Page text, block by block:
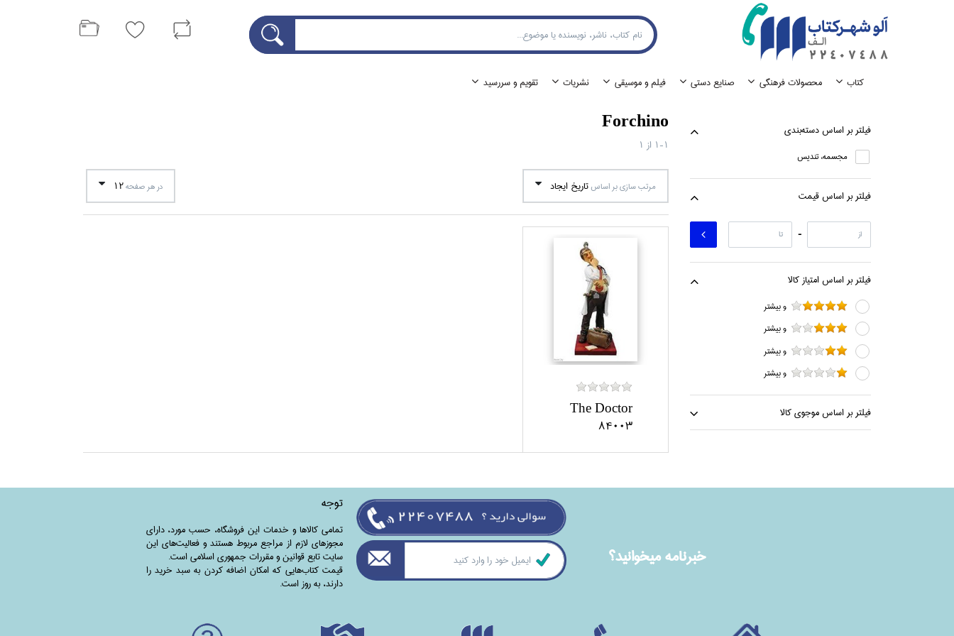
كتاب محصولات فرهنگي صنايع دستي فيلم و موسيقي نشريات تقويم و سررسيد
فيلتر بر اساس دسته‌بندي
مجسمه، تنديس
فيلتر بر اساس قيمت
-
فيلتر بر اساس امتياز كالا
و بيشتر
و بيشتر
و بيشتر
و بيشتر
فيلتر بر اساس موجوي كالا
Forchino
1-1 از 1
مرتب سازي بر اساس تاريخ ايجاد در هر صفحه12
The Doctor
84003
خبرنامه ميخوانيد؟
توجه
تمامی‌ کالاها و خدمات این فروشگاه، حسب مورد،‌ دارای
مجوزهای لازم از مراجع مربوط هستند ‌و‌‌ فعالیت‌های این
سایت تابع قوانین و مقررات جمهوری اسلامی است.
قیمت کتاب‌هایی که امکان اضافه کردن به سبد خرید را
دارند،‌ به روز است.